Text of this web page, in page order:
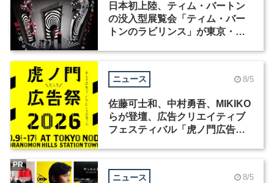
日本初上陸、ティム・バートン
の没入型展覧会「ティム・バー
トンのラビリンス」が東京・豊
ニュース 8/5
佐藤可士和、中村勇吾、MIKIKO
らが登壇、広告クリエイティブ
フェスティバル「虎ノ門広告
ニュース 8/5
PR